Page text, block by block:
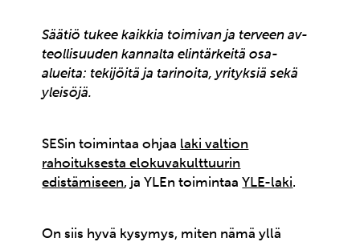
Säätiö tukee kaikkia toimivan ja terveen av-
teollisuuden kannalta elintärkeitä osa-
alueita: tekijöitä ja tarinoita, yrityksiä sekä
yleisöjä.
SESin toimintaa ohjaa laki valtion
rahoituksesta elokuvakulttuurin
edistämiseen, ja YLEn toimintaaYLE-laki.
On siis hyvä kysymys, miten nämä yllä